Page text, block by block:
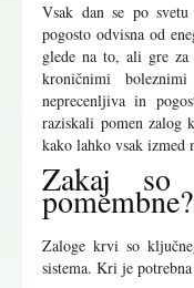
Vsak dan se po
pogosto odvisna od
glede na to, ali gre
kroničnimi
neprecenljiva in
raziskali pomen
kako lahko vsak izmed
Zakaj so
pomembne?
Zaloge krvi so
sistema. Kri je